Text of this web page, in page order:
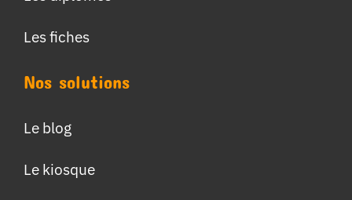
Les fiches
Nos solutions
Le blog
Le kiosque